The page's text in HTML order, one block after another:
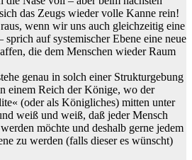
das Zeugs wieder volle Kanne rein!
wenn wir uns auch gleichzeitig eine
sprich auf systemischer Ebene eine neue
die dem Menschen wieder Raum
genau in solch einer Strukturgebung
einem Reich der Könige, wo der
(oder als Königliches) mitten unter
weiß und weiß, daß jeder Mensch
möchte und deshalb gerne jedem
zu werden (falls dieser es wünscht)